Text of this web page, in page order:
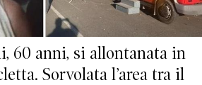
60 anni, si allontanata in
Sorvolata l’area tra il